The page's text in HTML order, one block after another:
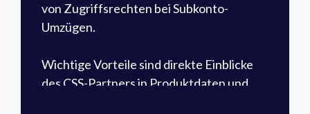
von Zugriffsrechten bei Subkonto-
Umzügen.
Wichtige Vorteile sind direkte Einblicke
des CSS-Partners in Produktdaten und